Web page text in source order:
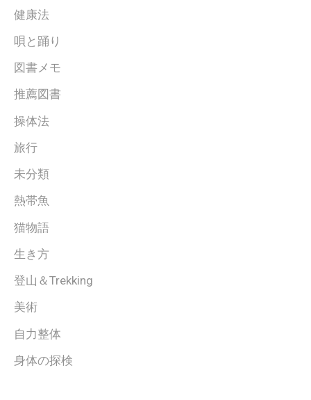
健康法
唄と踊り
図書メモ
推薦図書
操体法
旅行
未分類
熱帯魚
猫物語
生き方
登山＆Trekking
美術
自力整体
身体の探検